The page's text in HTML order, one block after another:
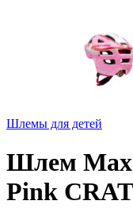
Шлемы для детей
Шлем
Pink